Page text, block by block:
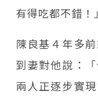
有得吃都不錯！」
陳良基４年多
到妻對他說：
兩人正逐步實